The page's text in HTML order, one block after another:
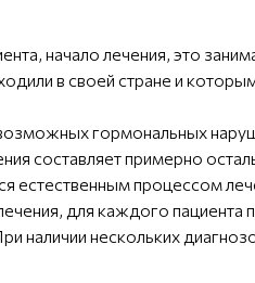
начало лечения, это
в своей стране и
гормональных
составляет примерно
естественным процессом
для каждого пациента
наличии нескольких